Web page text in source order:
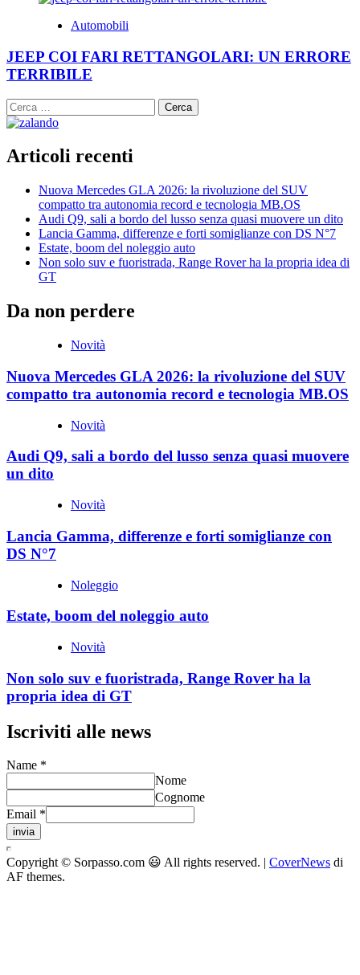
Automobili
JEEP COI FARI RETTANGOLARI: UN ERRORE
TERRIBILE
Ricerca
per:
Articoli recenti
Nuova Mercedes GLA 2026: la rivoluzione del SUV
compatto tra autonomia record e tecnologia MB.OS
Audi Q9, sali a bordo del lusso senza quasi muovere un dito
Lancia Gamma, differenze e forti somiglianze con DS N°7
Estate, boom del noleggio auto
Non solo suv e fuoristrada, Range Rover ha la propria idea di
GT
Da non perdere
Novità
Nuova Mercedes GLA 2026: la rivoluzione del SUV
compatto tra autonomia record e tecnologia MB.OS
Novità
Audi Q9, sali a bordo del lusso senza quasi muovere
un dito
Novità
Lancia Gamma, differenze e forti somiglianze con
DS N°7
Noleggio
Estate, boom del noleggio auto
Novità
Non solo suv e fuoristrada, Range Rover ha la
propria idea di GT
Iscriviti alle news
Name *
Nome
Cognome
Email *
invia
Copyright © Sorpasso.com 😃 All rights reserved. CoverNews di
AF themes.